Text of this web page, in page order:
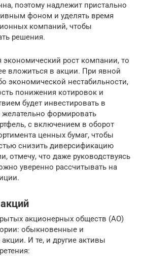
поэтому надлежит пристально
фоном и уделять время
компаний, чтобы
решения.
экономический рост компании, то
вложиться в акции. При явной
экономической нестабильности,
понижения котировок и
будет инвестировать в
формировать
с включением в оборот
ценных бумаг, чтобы
снизить диверсификацию
отмечу, что даже руководствуясь
уверенно рассчитывать на
акционерных обществ (АО)
обыкновенные и
И те, и другие активы